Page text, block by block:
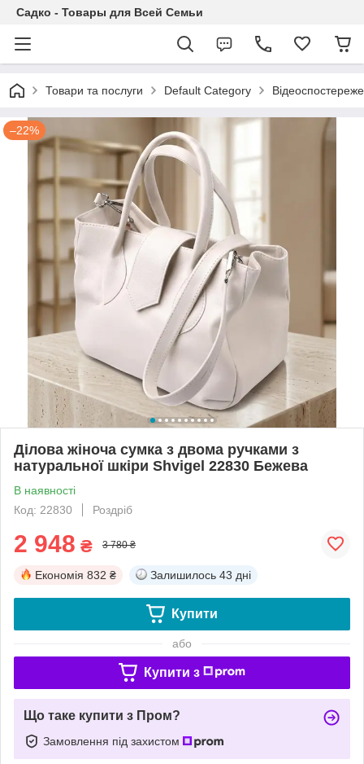
Садко - Товары для Всей Семьи
Товари та послуги Default Category
–22%
Ділова жіноча сумка з двома ручками з
натуральної шкіри Shvigel 22830 Бежева
В наявності
Код: 22830
Роздріб
2 948 ₴ 3 780 ₴
Економія 832 ₴ Залишилось 43 дні
Купити
або
Купити з
Що таке купити з Пром?
Замовлення під захистом